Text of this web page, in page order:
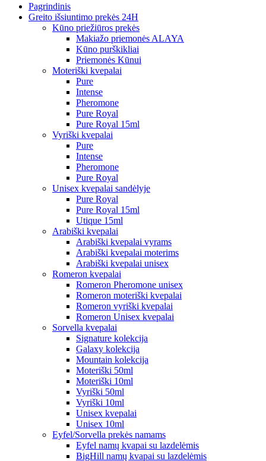
Pagrindinis
Greito išsiuntimo prekės 24H
Kūno priežiūros prekės
Makiažo priemonės ALAYA
Kūno purškikliai
Priemonės Kūnui
Moteriški kvepalai
Pure
Intense
Pheromone
Pure Royal
Pure Royal 15ml
Vyriški kvepalai
Pure
Intense
Pheromone
Pure Royal
Unisex kvepalai sandėlyje
Pure Royal
Pure Royal 15ml
Utique 15ml
Arabiški kvepalai
Arabiški kvepalai vyrams
Arabiški kvepalai moterims
Arabiški kvepalai unisex
Romeron kvepalai
Romeron Pheromone unisex
Romeron moteriški kvepalai
Romeron vyriški kvepalai
Romeron Unisex kvepalai
Sorvella kvepalai
Signature kolekcija
Galaxy kolekcija
Mountain kolekcija
Moteriški 50ml
Moteriški 10ml
Vyriški 50ml
Vyriški 10ml
Unisex kvepalai
Unisex 10ml
Eyfel/Sorvella prekės namams
Eyfel namų kvapai su lazdelėmis
BigHill namų kvapai su lazdelėmis